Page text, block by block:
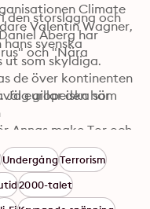
Climate
Valentin Wagner,
svenska
ut som skyldiga.
de över kontinenten
europeiska som
Annas make Tor och
verket en iskall
av en mystisk kvinna
honom att inte
Att inte tro på
den storslagna och
Åberg har
och "Nära
Jag gillar den här
UndergångTerrorism
2000-talet